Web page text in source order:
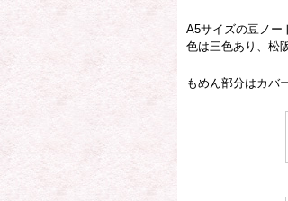
A5サイズの豆ノー
色は三色あり、松
もめん部分はカバ